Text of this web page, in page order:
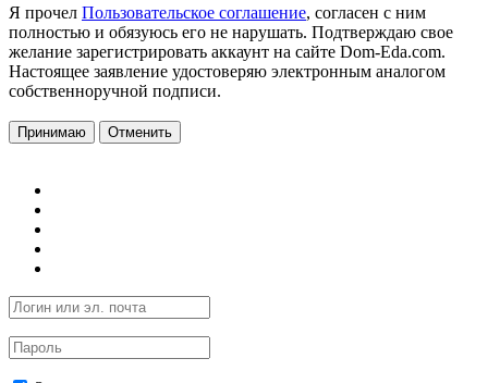
Я прочел Пользовательское соглашение, согласен с ним
полностью и обязуюсь его не нарушать. Подтверждаю свое
желание зарегистрировать аккаунт на сайте Dom-Eda.com.
Настоящее заявление удостоверяю электронным аналогом
собственноручной подписи.
Принимаю Отменить